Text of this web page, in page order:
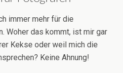
immer mehr für die
Woher das kommt, ist mir gar
Kekse oder weil mich die
Keine Ahnung!